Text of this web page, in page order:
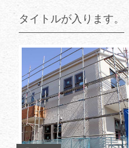
タイトルが入ります。